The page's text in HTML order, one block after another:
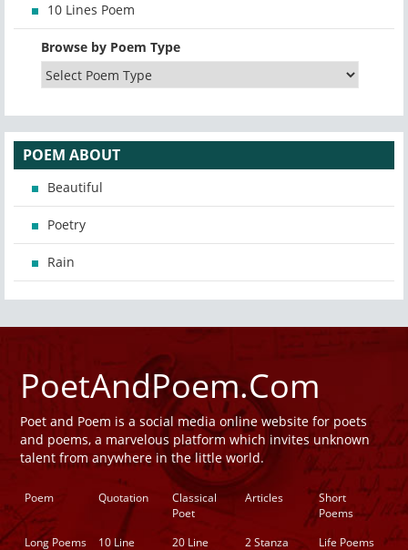
10 Lines Poem
Browse by Poem Type
POEM ABOUT
Beautiful
Poetry
Rain
PoetAndPoem.Com
Poet and Poem is a social media online website for poets
and poems, a marvelous platform which invites unknown
talent from anywhere in the little world.
Poem Quotation
Classical
Poet
Articles
Short
Poems
Long Poems
10 Line 20 Line 2 Stanza Life Poems